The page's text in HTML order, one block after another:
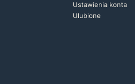
Ustawienia konta
Ulubione